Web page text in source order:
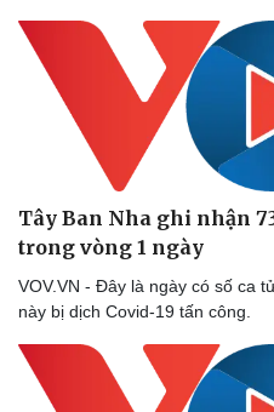
Tây Ban Nha ghi nhận
trong vòng 1 ngày
VOV.VN - Đây là ngày có số ca
này bị dịch Covid-19 tấn công.